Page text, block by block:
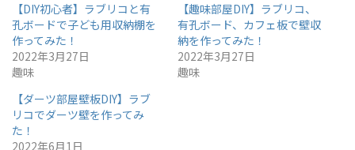
【DIY初心者】ラブリコと有
孔ボードで子ども用収納棚を
作ってみた！
2022年3月27日
趣味
【趣味部屋DIY】ラブリコ、
有孔ボード、カフェ板で壁収
納を作ってみた！
2022年3月27日
趣味
【ダーツ部屋壁板DIY】ラブ
リコでダーツ壁を作ってみ
た！
2022年6月1日